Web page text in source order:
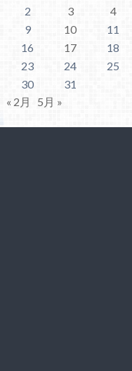
2
3 4
9
10 11
16
17 18
23
24 25
30
31
« 2月
5月 »